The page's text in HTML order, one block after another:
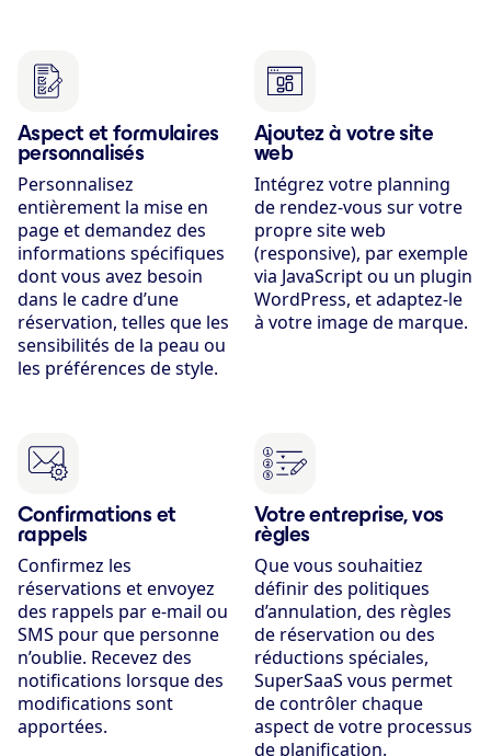
Aspect et formulaires
personnalisés
Personnalisez
entièrement la mise en
page et demandez des
informations spécifiques
dont vous avez besoin
dans le cadre d’une
réservation, telles que les
sensibilités de la peau ou
les préférences de style.
Ajoutez à votre site
web
Intégrez votre planning
de rendez-vous sur votre
propre site web
(responsive), par exemple
via JavaScript ou un plugin
WordPress, et adaptez-le
à votre image de marque.
Confirmations et
rappels
Confirmez les
réservations et envoyez
des rappels par e-mail ou
SMS pour que personne
n’oublie. Recevez des
notifications lorsque des
modifications sont
apportées.
Votre entreprise, vos
règles
Que vous souhaitiez
définir des politiques
d’annulation, des règles
de réservation ou des
réductions spéciales,
SuperSaaS vous permet
de contrôler chaque
aspect de votre processus
de planification.